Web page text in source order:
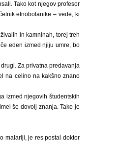
Tako kot njegov profesor
etnobotanike – vede, ki
in kamninah, torej treh
eden izmed njiju umre, bo
Za privatna predavanja
na celino na kakšno znano
izmed njegovih študentskih
še dovolj znanja. Tako je
malariji, je res postal doktor